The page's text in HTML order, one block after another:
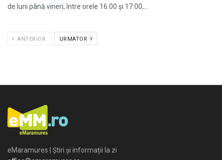
de luni până vineri, între orele 16:00 și 17:00,...
ANTERIOR URMATOR
eMaramures | Știri și informații la zi